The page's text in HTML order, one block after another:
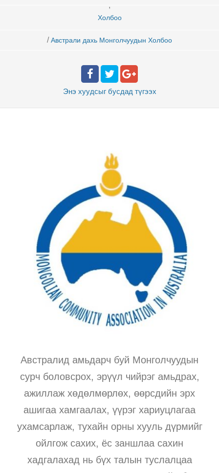
,
Холбоо
/ Австрали дахь Монголчуудын Холбоо
Энэ хуудсыг бусдад түгээх
Австралид амьдарч буй Монголчуудын
сурч боловсрох, эрүүл чийрэг амьдрах,
ажиллаж хөдөлмөрлөх, өөрсдийн эрх
ашигаа хамгаалах, үүрэг хариуцлагаа
ухамсарлаж, тухайн орны хууль дүрмийг
ойлгож сахих, ёс заншлаа сахин
хадгалахад нь бүх талын туслалцаа